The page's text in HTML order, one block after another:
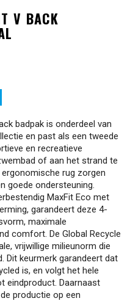
V BACK
badpak is onderdeel van
en past als een tweede
en recreatieve
of aan het strand te
rug zorgen
goede ondersteuning.
MaxFit Eco met
garandeert deze 4-
maximale
comfort. De Global Recycle
vrijwillige milieunorm die
Dit keurmerk garandeert dat
is, en volgt het hele
eindproduct. Daarnaast
productie op een